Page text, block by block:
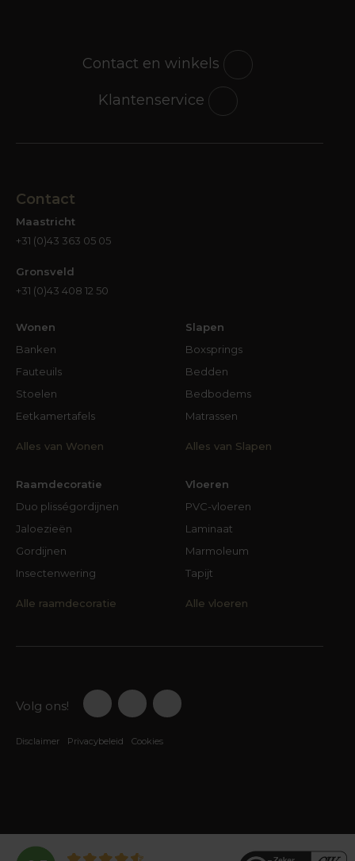
Contact en winkels
Klantenservice
Contact
Maastricht
+31 (0)43 363 05 05
Gronsveld
+31 (0)43 408 12 50
Wonen
Banken
Fauteuils
Stoelen
Eetkamertafels
Alles van Wonen
Slapen
Boxsprings
Bedden
Bedbodems
Matrassen
Alles van Slapen
Raamdecoratie
Duo plisségordijnen
Jaloezieën
Gordijnen
Insectenwering
Alle raamdecoratie
Vloeren
PVC-vloeren
Laminaat
Marmoleum
Tapijt
Alle vloeren
Volg ons!
Disclaimer Privacybeleid Cookies